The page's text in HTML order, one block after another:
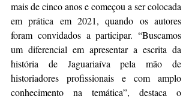
mais de cinco anos e começou a ser colocada
em prática em 2021, quando os autores
foram convidados a participar. “Buscamos
um diferencial em apresentar a escrita da
história de Jaguariaíva pela mão de
historiadores profissionais e com amplo
conhecimento na temática”, destaca o